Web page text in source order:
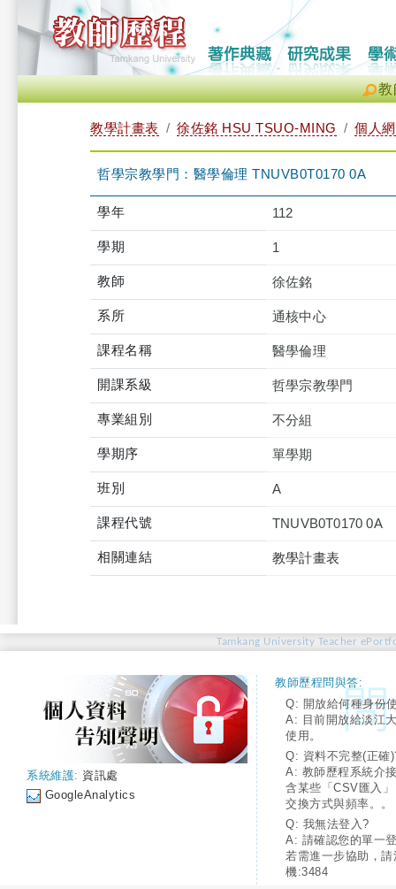
教
教學計畫表 徐佐銘 HSU TSUO-MING 個人
哲學宗教學門：醫學倫理 TNUVB0T0170 0A
學年 112
學期 1
教師 徐佐銘
系所 通核中心
課程名稱 醫學倫理
開課系級 哲學宗教學門
專業組別 不分組
學期序 單學期
班別 A
課程代號 TNUVB0T0170 0A
相關連結 教學計畫表
Tamkang University Teacher
系統維護: 資訊處
GoogleAnalytics
教師歷程問與答:
Q: 開放給何種身份
A: 目前開放給淡江
使用。
Q: 資料不完整(正確
A: 教師歷程系統介
含某些「CSV匯入
交換方式與頻率。。
Q: 我無法登入?
A: 請確認您的單一
若需進一步協助，
機:3484